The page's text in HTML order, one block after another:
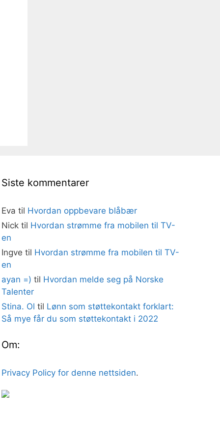
Siste kommentarer
Eva til Hvordan oppbevare blåbær
Nicktil Hvordan strømme fra mobilen til TV-
en
Ingve til Hvordan strømme fra mobilen til TV-
en
ayan =) til Hvordan melde seg på Norske
Talenter
Stina. Ol til Lønn som støttekontakt forklart:
Så mye får du som støttekontakt i 2022
Om:
Privacy Policy for denne nettsiden.